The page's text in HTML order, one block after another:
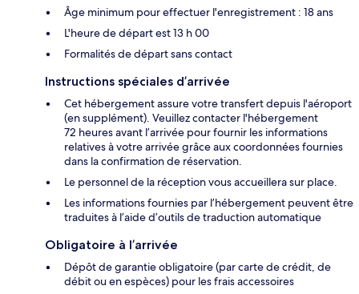
Âge minimum pour effectuer l'enregistrement : 18 ans
L'heure de départ est 13 h 00
Formalités de départ sans contact
Instructions spéciales d’arrivée
Cet hébergement assure votre transfert depuis l'aéroport
(en supplément). Veuillez contacter l'hébergement
72 heures avant l’arrivée pour fournir les informations
relatives à votre arrivée grâce aux coordonnées fournies
dans la confirmation de réservation.
Le personnel de la réception vous accueillera sur place.
Les informations fournies par l’hébergement peuvent être
traduites à l’aide d’outils de traduction automatique
Obligatoire à l’arrivée
Dépôt de garantie obligatoire (par carte de crédit, de
débit ou en espèces) pour les frais accessoires